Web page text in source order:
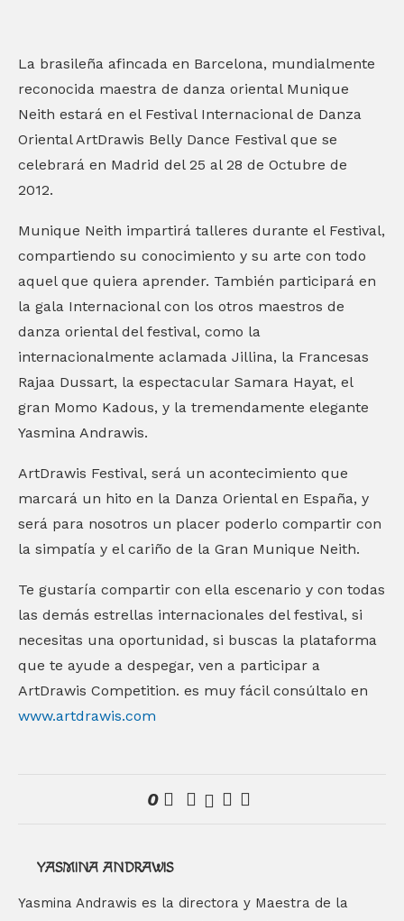
La brasileña afincada en Barcelona, mundialmente
reconocida maestra de danza oriental Munique
Neith estará en el Festival Internacional de Danza
Oriental ArtDrawis Belly Dance Festival que se
celebrará en Madrid del 25 al 28 de Octubre de
2012.
Munique Neith impartirá talleres durante el Festival,
compartiendo su conocimiento y su arte con todo
aquel que quiera aprender. También participará en
la gala Internacional con los otros maestros de
danza oriental del festival, como la
internacionalmente aclamada Jillina, la Francesas
Rajaa Dussart, la espectacular Samara Hayat, el
gran Momo Kadous, y la tremendamente elegante
Yasmina Andrawis.
ArtDrawis Festival, será un acontecimiento que
marcará un hito en la Danza Oriental en España, y
será para nosotros un placer poderlo compartir con
la simpatía y el cariño de la Gran Munique Neith.
Te gustaría compartir con ella escenario y con todas
las demás estrellas internacionales del festival, si
necesitas una oportunidad, si buscas la plataforma
que te ayude a despegar, ven a participar a
ArtDrawis Competition. es muy fácil consúltalo en
www.artdrawis.com
0
YASMINA ANDRAWIS
Yasmina Andrawis es la directora y Maestra de la